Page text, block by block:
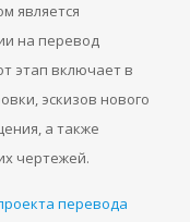
является
на перевод
этап включает в
эскизов нового
а также
чертежей.
перевода